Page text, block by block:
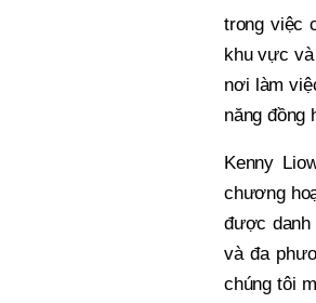
trong việc
khu vực
nơi làm
năng đồng
Kenny
chương
được danh
và đa
chúng tôi